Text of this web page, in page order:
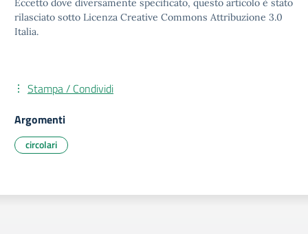
Eccetto dove diversamente specificato, questo articolo è stato
rilasciato sotto Licenza Creative Commons Attribuzione 3.0
Italia.
Stampa / Condividi
Argomenti
circolari